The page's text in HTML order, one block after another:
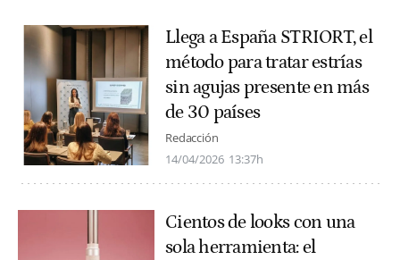
Llega a España STRIORT, el
método para tratar estrías
sin agujas presente en más
de 30 países
Redacción
14/04/2026 13:37h
Cientos de looks con una
sola herramienta: el